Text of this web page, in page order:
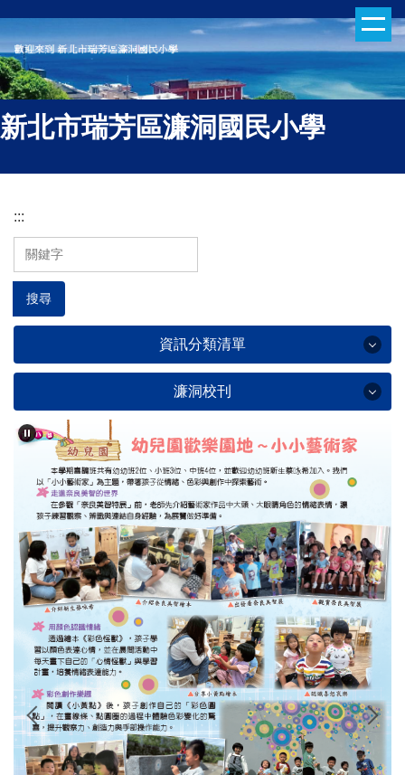
到
主
要
內
容
區
新北市瑞芳區濂洞國民小學
:::
搜尋
資訊分類清單
學校簡介
行政單位
校友專區
濂洞校刊
學習資源
成果專區
英語日活動專區
校外人士協助教學專區
濂洞國小70週年校慶
濂洞校刊
濂洞校刊
心濂心校刊
濂洞電子報